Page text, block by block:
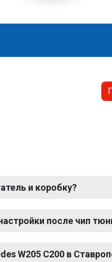
и коробку?
после чип
W205 C200 в